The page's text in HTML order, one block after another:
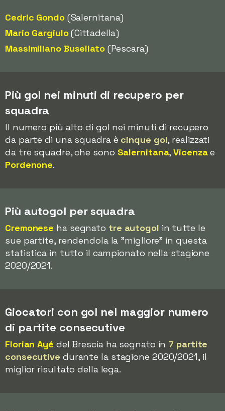
Cedric Gondo(Salernitana)
Mario Gargiulo(Cittadella)
Massimiliano Busellato(Pescara)
Più gol nei minuti di recupero per
squadra
Il numero più alto di gol nei minuti di recupero
da parte di una squadra è cinque gol, realizzati
da tre squadre, che sono Salernitana,Vicenzae
Pordenone.
Più autogol per squadra
Cremonese ha segnato tre autogol in tutte le
sue partite, rendendola la "migliore" in questa
statistica in tutto il campionato nella stagione
2020/2021.
Giocatori con gol nel maggior numero
di partite consecutive
Florian Ayé del Brescia ha segnato in 7 partite
consecutive durante la stagione 2020/2021, il
miglior risultato della lega.